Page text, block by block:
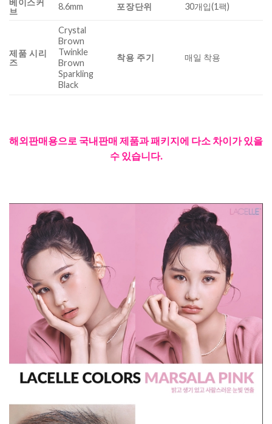
베이스커
브
8.6mm 포장단위 30개입(1팩)
제품 시리
즈
Crystal
Brown
Twinkle
Brown
Sparkling
Black
착용 주기 매일 착용
해외판매용으로 국내판매 제품과 패키지에 다소 차이가 있을
수 있습니다.